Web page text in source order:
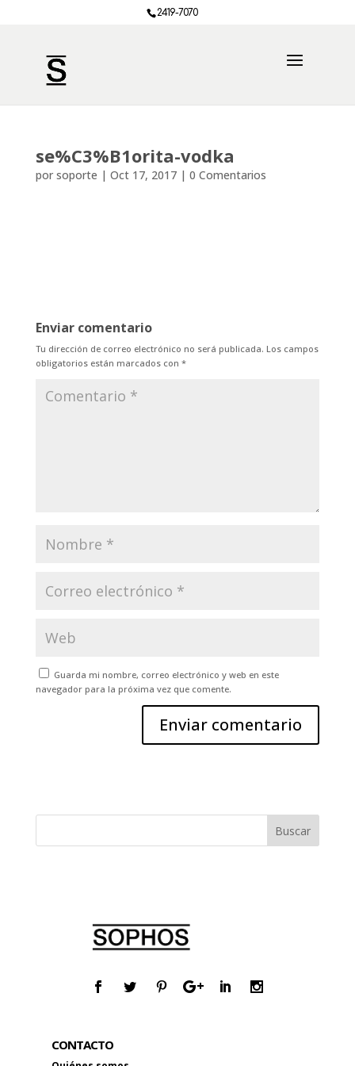
2419-7070
se%C3%B1orita-vodka
por soporte | Oct 17, 2017| 0 Comentarios
Enviar comentario
Tu dirección de correo electrónico no será publicada. Los campos
obligatorios están marcados con *
Guarda mi nombre, correo electrónico y web en este
navegador para la próxima vez que comente.
CONTACTO